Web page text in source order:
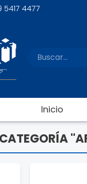
5417 4477
Inicio